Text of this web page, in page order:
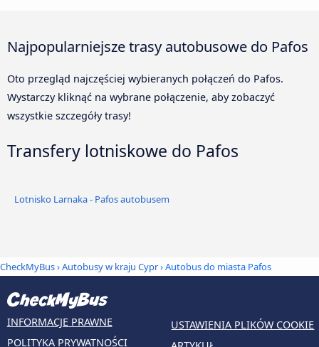
Najpopularniejsze trasy autobusowe do Pafos
Oto przegląd najczęściej wybieranych połączeń do Pafos.
Wystarczy kliknąć na wybrane połączenie, aby zobaczyć
wszystkie szczegóły trasy!
Transfery lotniskowe do Pafos
Lotnisko Larnaka - Pafos autobusem
CheckMyBus›Autobusy w kraju Cypr› Autobus do miasta Pafos
INFORMACJE PRAWNE
POLITYKA PRYWATNOŚCI
USTAWIENIA PLIKÓW COOKIE